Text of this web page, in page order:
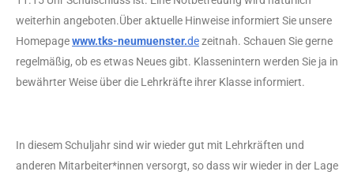
weiterhin angeboten.Über aktuelle Hinweise informiert Sie unsere
Homepagewww.tks-neumuenster.dezeitnah. Schauen Sie gerne
regelmäßig, ob es etwas Neues gibt. Klassenintern werden Sie ja in
bewährter Weise über die Lehrkräfte ihrer Klasse informiert.
In diesem Schuljahr sind wir wieder gut mit Lehrkräften und
anderen Mitarbeiter*innen versorgt, so dass wir wieder in der Lage